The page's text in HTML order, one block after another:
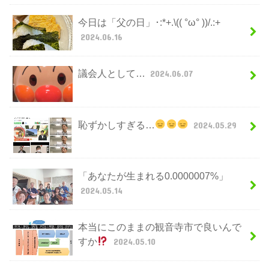
今日は「父の日」･:*+.\(( °ω° ))/.:+
2024.06.16
議会人として… 2024.06.07
恥ずかしすぎる… 2024.05.29
「あなたが生まれる0.0000007%」
2024.05.14
本当にこのままの観音寺市で良いんで
すか
2024.05.10